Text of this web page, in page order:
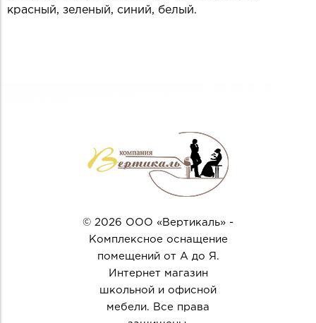
красный, зеленый, синий, белый.
© 2026 ООО «Вертикаль» -
Комплексное оснащение
помещений от А до Я.
Интернет магазин
школьной и офисной
мебели. Все права